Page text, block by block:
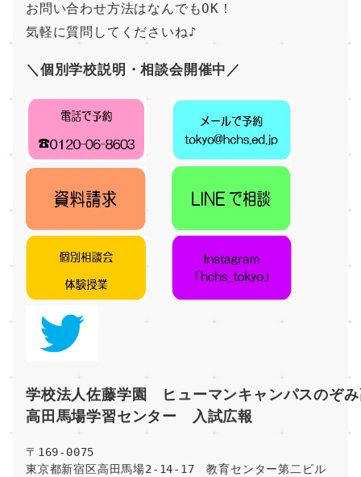
お問い合わせ方法はなんでもOK！
気軽に質問してくださいね♪
＼個別学校説明・相談会開催中／
学校法人佐藤学園　ヒューマンキャンパスのぞ
高田馬場学習センター　入試広報
〒169-0075
東京都新宿区高田馬場2-14-17　教育センター第二ビル